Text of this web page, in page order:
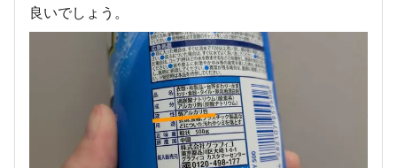
良いでしょう。